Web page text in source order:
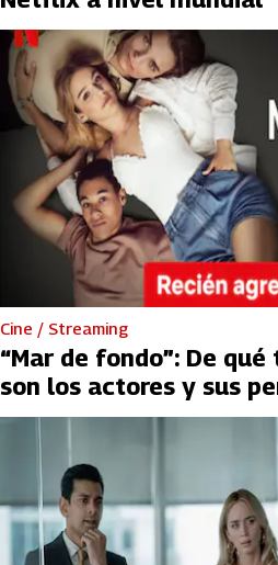
Cine / Streaming
“Mar de fondo”: De
son los actores y sus